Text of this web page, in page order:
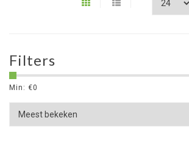
Filters
Min: €0